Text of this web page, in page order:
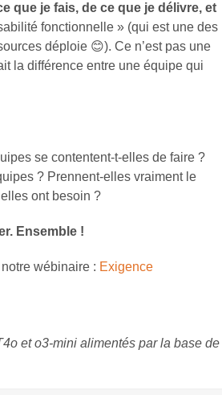
que je fais, de ce que je délivre, et
fonctionnelle » (qui est une des
déploie 😊). Ce n’est pas une
la différence entre une équipe qui
se contentent-t-elles de faire ?
? Prennent-elles vraiment le
ont besoin ?
Ensemble !
wébinaire : Exigence
et o3-mini alimentés par la base de